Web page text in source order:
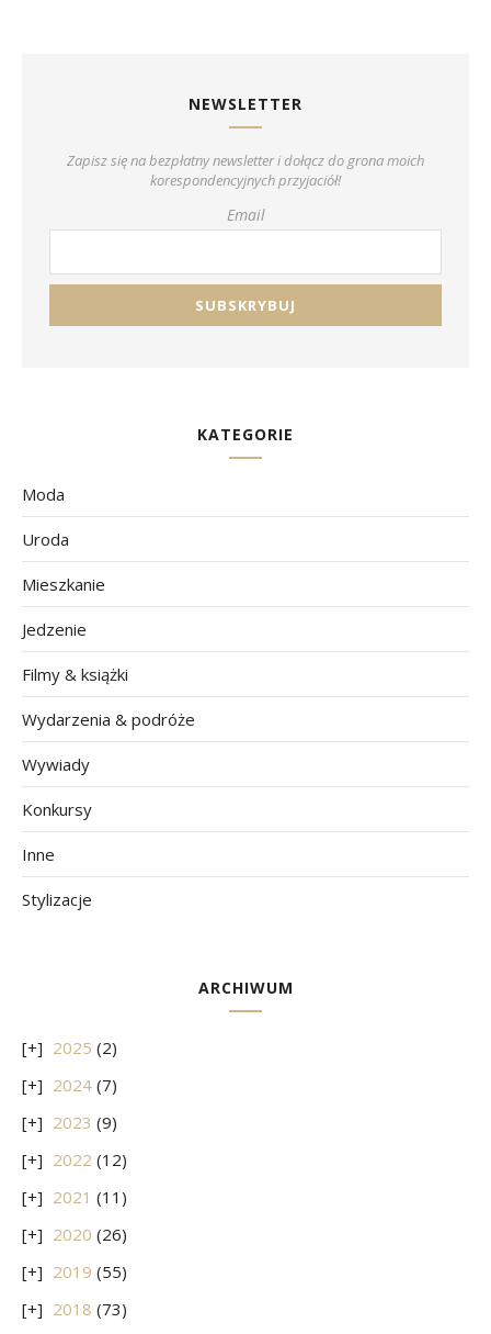
NEWSLETTER
Zapisz się na bezpłatny newsletter i dołącz do grona moich
korespondencyjnych przyjaciół!
Email
KATEGORIE
Moda
Uroda
Mieszkanie
Jedzenie
Filmy & książki
Wydarzenia & podróże
Wywiady
Konkursy
Inne
Stylizacje
ARCHIWUM
2025 (2)
2024 (7)
2023 (9)
2022 (12)
2021 (11)
2020 (26)
2019 (55)
2018 (73)